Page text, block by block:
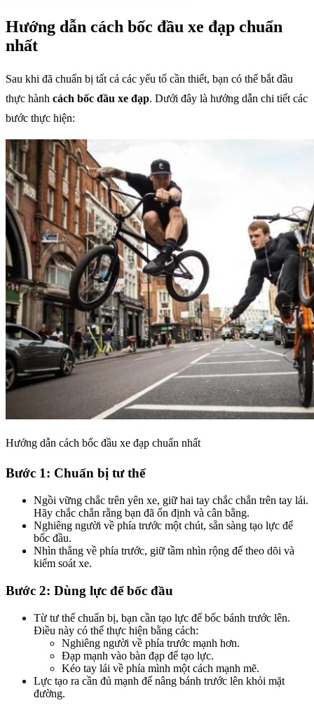
Hướng dẫn cách bốc đầu xe đạp chuẩn
nhất
Sau khi đã chuẩn bị tất cả các yếu tố cần thiết, bạn có thể bắt đầu
thực hành cách bốc đầu xe đạp. Dưới đây là hướng dẫn chi tiết các
bước thực hiện:
Hướng dẫn cách bốc đầu xe đạp chuẩn nhất
Bước 1: Chuẩn bị tư thế
Ngồi vững chắc trên yên xe, giữ hai tay chắc chắn trên tay lái.
Hãy chắc chắn rằng bạn đã ổn định và cân bằng.
Nghiêng người về phía trước một chút, sẵn sàng tạo lực để
bốc đầu.
Nhìn thẳng về phía trước, giữ tầm nhìn rộng để theo dõi và
kiểm soát xe.
Bước 2: Dùng lực để bốc đầu
Từ tư thế chuẩn bị, bạn cần tạo lực để bốc bánh trước lên.
Điều này có thể thực hiện bằng cách:
Nghiêng người về phía trước mạnh hơn.
Đạp mạnh vào bàn đạp để tạo lực.
Kéo tay lái về phía mình một cách mạnh mẽ.
Lực tạo ra cần đủ mạnh để nâng bánh trước lên khỏi mặt
đường.